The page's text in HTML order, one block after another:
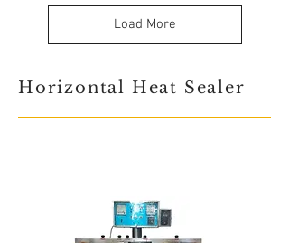
Load More
Horizontal Heat Sealer